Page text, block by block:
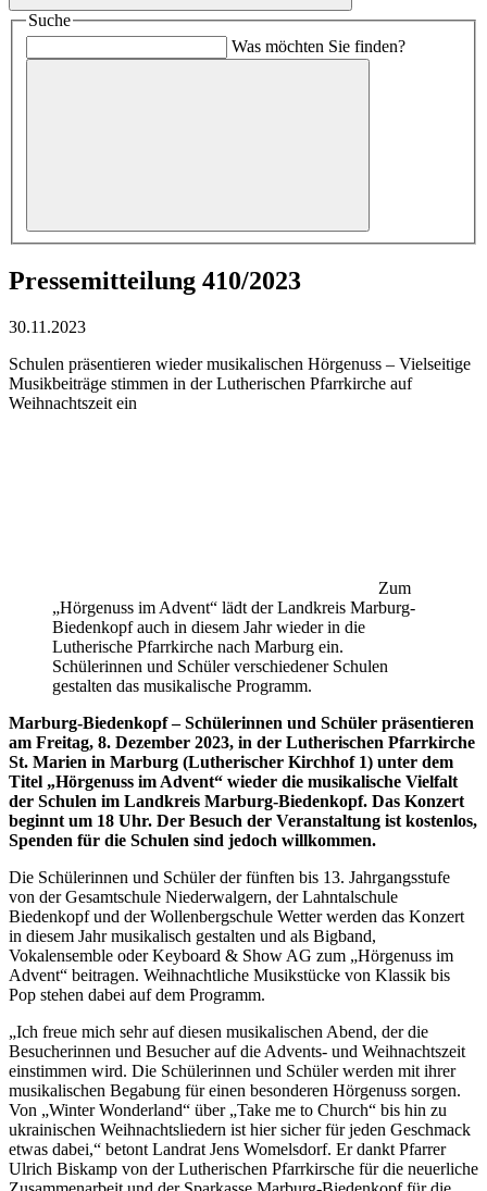
Suche
Was möchten Sie finden?
Pressemitteilung 410/2023
30.11.2023
Schulen präsentieren wieder musikalischen Hörgenuss – Vielseitige
Musikbeiträge stimmen in der Lutherischen Pfarrkirche auf
Weihnachtszeit ein
Zum
„Hörgenuss im Advent“ lädt der Landkreis Marburg-
Biedenkopf auch in diesem Jahr wieder in die
Lutherische Pfarrkirche nach Marburg ein.
Schülerinnen und Schüler verschiedener Schulen
gestalten das musikalische Programm.
Marburg-Biedenkopf – Schülerinnen und Schüler präsentieren
am Freitag, 8. Dezember 2023, in der Lutherischen Pfarrkirche
St. Marien in Marburg (Lutherischer Kirchhof 1) unter dem
Titel „Hörgenuss im Advent“ wieder die musikalische Vielfalt
der Schulen im Landkreis Marburg-Biedenkopf. Das Konzert
beginnt um 18 Uhr. Der Besuch der Veranstaltung ist kostenlos,
Spenden für die Schulen sind jedoch willkommen.
Die Schülerinnen und Schüler der fünften bis 13. Jahrgangsstufe
von der Gesamtschule Niederwalgern, der Lahntalschule
Biedenkopf und der Wollenbergschule Wetter werden das Konzert
in diesem Jahr musikalisch gestalten und als Bigband,
Vokalensemble oder Keyboard & Show AG zum „Hörgenuss im
Advent“ beitragen. Weihnachtliche Musikstücke von Klassik bis
Pop stehen dabei auf dem Programm.
„Ich freue mich sehr auf diesen musikalischen Abend, der die
Besucherinnen und Besucher auf die Advents- und Weihnachtszeit
einstimmen wird. Die Schülerinnen und Schüler werden mit ihrer
musikalischen Begabung für einen besonderen Hörgenuss sorgen.
Von „Winter Wonderland“ über „Take me to Church“ bis hin zu
ukrainischen Weihnachtsliedern ist hier sicher für jeden Geschmack
etwas dabei,“ betont Landrat Jens Womelsdorf. Er dankt Pfarrer
Ulrich Biskamp von der Lutherischen Pfarrkirsche für die neuerliche